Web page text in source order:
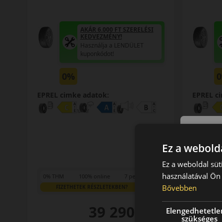
AKÁR 6.000 FT SZERELÉSI
KEDVEZMÉNY!
Használja a LENDÜLET
kuponkódot!
0%
EPREL cimke adatok:
0% THM 100% online 7 perc
FIZETHETEK RÉSZLETEKBEN?
39 290 Ft
EPREL
0% THM
Ez a
Ez a weboldal
használatával
Bővebben
szükséges